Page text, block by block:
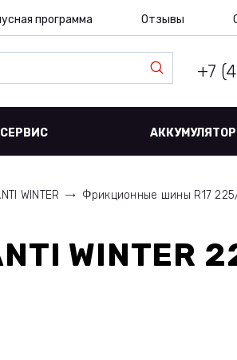
программа Отзывы
+7
WINTER Фрикционные шины R17
WINTER